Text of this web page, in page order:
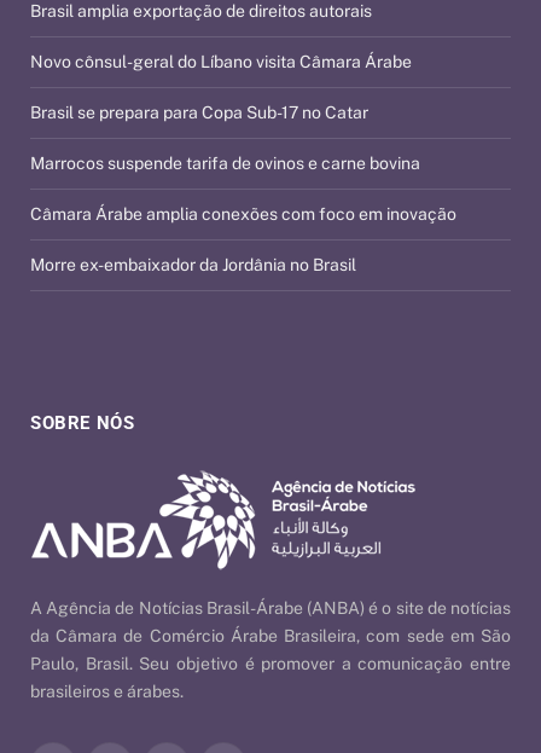
SOBRE NÓS
A Agência de Notícias Brasil-Árabe (ANBA) é o site de notícias
da Câmara de Comércio Árabe Brasileira, com sede em São
Paulo, Brasil. Seu objetivo é promover a comunicação entre
brasileiros e árabes.
Brasil amplia exportação de direitos autorais
Novo cônsul-geral do Líbano visita Câmara Árabe
Brasil se prepara para Copa Sub-17 no Catar
Marrocos suspende tarifa de ovinos e carne bovina
Câmara Árabe amplia conexões com foco em inovação
Morre ex-embaixador da Jordânia no Brasil